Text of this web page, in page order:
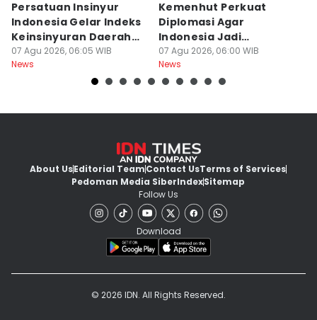
Persatuan Insinyur
Indonesia Gelar Indeks
Keinsinyuran Daerah
dan CAFEO 44
07 Agu 2026, 06:05 WIB
News
Kemenhut Perkuat
Diplomasi Agar
Indonesia Jadi
Pemimpin Kehutanan
Global
07 Agu 2026, 06:00 WIB
News
About UsEditorial TeamContact UsTerms of Services
Pedoman Media SiberIndexSitemap
Follow Us
Download
© 2026 IDN. All Rights Reserved.